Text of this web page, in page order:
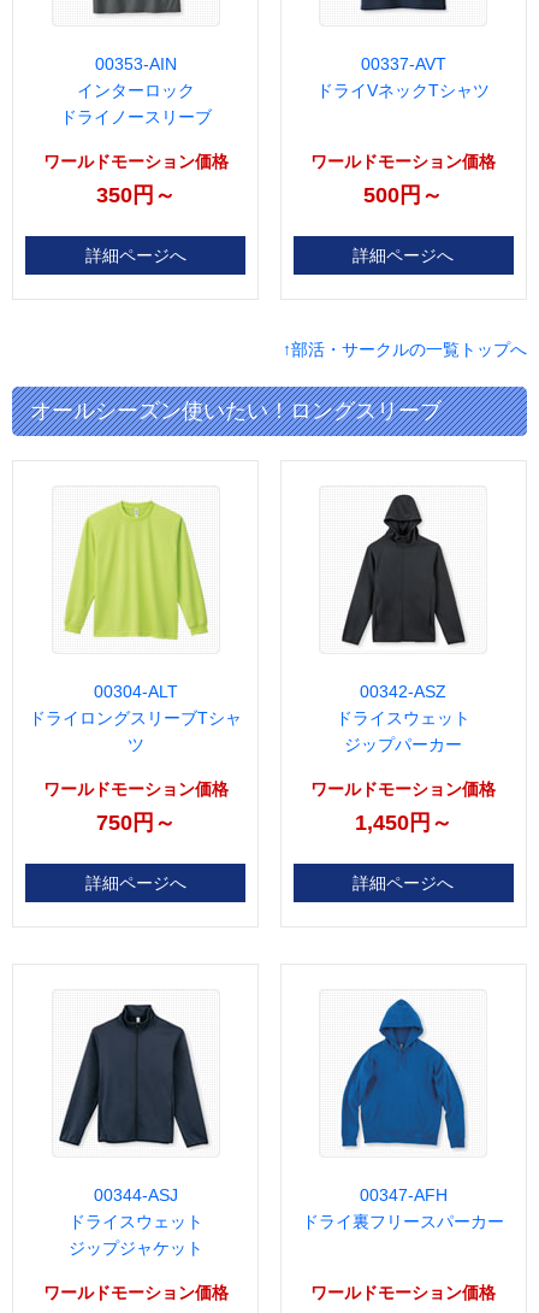
00353-AIN
インターロック
ドライノースリーブ
ワールドモーション価格
350円～
詳細ページへ
00337-AVT
ドライVネックTシャツ
ワールドモーション価格
500円～
詳細ページへ
↑部活・サークルの一覧トップへ
オールシーズン使いたい！ロングスリーブ
00304-ALT
ドライロングスリーブTシャ
ツ
ワールドモーション価格
750円～
詳細ページへ
00342-ASZ
ドライスウェット
ジップパーカー
ワールドモーション価格
1,450円～
詳細ページへ
00344-ASJ
ドライスウェット
ジップジャケット
ワールドモーション価格
00347-AFH
ドライ裏フリースパーカー
ワールドモーション価格